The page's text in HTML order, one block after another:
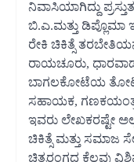
ನಿವಾಸಿಯಾಗಿದ್ದು
ಬಿ.ಎ.ಮತ್ತು ಡಿಪ್ಲೊಮಾ
ರೇಕಿ ಚಿಕಿತ್ಸೆ
ರಾಯಚೂರು,
ಬಾಗಲಕೋಟೆಯ
ಸಹಾಯಕ, ಗಣಕಯಂತ್ರ
ಇವರು ಲೇಖಕರಷ್ಟೇ
ಚಿಕಿತ್ಸೆ ಮತ್ತು ಸಮಾಜ
ಚಿತ್ರರಂಗದ ಕೆಲವು